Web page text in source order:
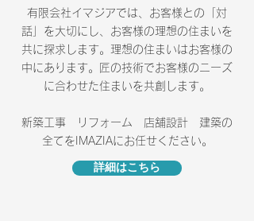
有限会社イマジアでは、お客様との「対
話」を大切にし、お客様の理想の住まいを
共に探求します。理想の住まいはお客様の
中にあります。匠の技術でお客様のニーズ
に合わせた住まいを共創します。
新築工事 リフォーム 店舗設計 建築の
全てをIMAZIAにお任せください。
詳細はこちら